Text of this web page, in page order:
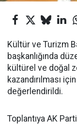
Kültür ve Turizm
başkanlığında
kültürel ve doğal
kazandırılması
değerlendirildi.
Toplantıya AK